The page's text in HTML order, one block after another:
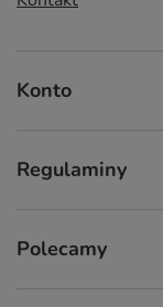
Konto
Regulaminy
Polecamy